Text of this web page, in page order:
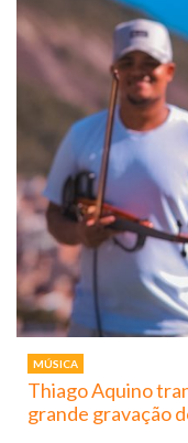
MÚSICA
Thiago Aquino
grande gravação